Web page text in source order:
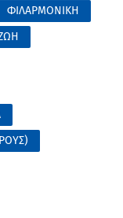
ΦΙΛΑΡΜΟΝΙΚΗ